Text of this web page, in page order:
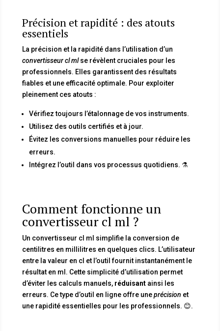
Précision et rapidité : des atouts
essentiels
La précision et la rapidité dans l’utilisation d’un
convertisseur cl mlse révèlent cruciales pour les
professionnels. Elles garantissent des résultats
fiables et une efficacité optimale. Pour exploiter
pleinement ces atouts :
Vérifiez toujours l’étalonnage de vos instruments.
Utilisez des outils certifiés et à jour.
Évitez les conversions manuelles pour réduire les
erreurs.
Intégrez l’outil dans vos processus quotidiens. ⚗️
Comment fonctionne un
convertisseur cl ml ?
Un convertisseur cl ml simplifie la conversion de
centilitres en millilitres en quelques clics. L’utilisateur
entre la valeur en cl et l’outil fournit instantanément le
résultat en ml. Cette simplicité d’utilisation permet
d’éviter les calculs manuels, réduisantainsi les
erreurs. Ce type d’outil en ligne offre uneprécision et
une rapidité essentielles pour les professionnels. 😊.